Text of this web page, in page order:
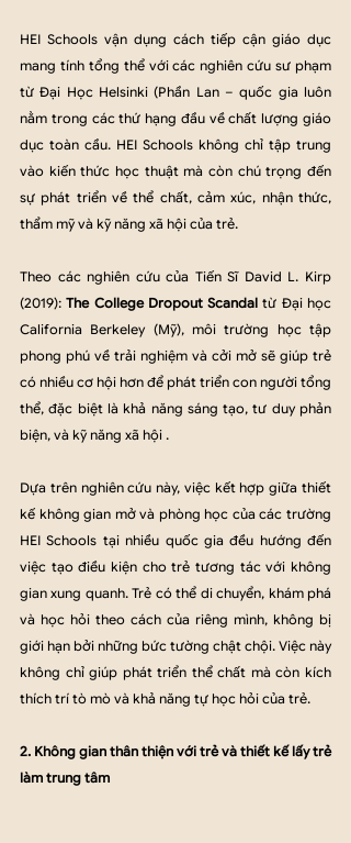
HEI Schools vận dụng cách tiếp cận giáo dục
mang tính tổng thể với các nghiên cứu sư phạm
từ Đại Học Helsinki (Phần Lan – quốc gia luôn
nằm trong các thứ hạng đầu về chất lượng giáo
dục toàn cầu. HEI Schools không chỉ tập trung
vào kiến thức học thuật mà còn chú trọng đến
sự phát triển về thể chất, cảm xúc, nhận thức,
thẩm mỹ và kỹ năng xã hội của trẻ.
Theo các nghiên cứu của Tiến Sĩ David L. Kirp
(2019): The College Dropout Scandal từ Đại học
California Berkeley (Mỹ), môi trường học tập
phong phú về trải nghiệm và cởi mở sẽ giúp trẻ
có nhiều cơ hội hơn để phát triển con người tổng
thể, đặc biệt là khả năng sáng tạo, tư duy phản
biện, và kỹ năng xã hội .
Dựa trên nghiên cứu này, việc kết hợp giữa thiết
kế không gian mở và phòng học của các trường
HEI Schools tại nhiều quốc gia đều hướng đến
việc tạo điều kiện cho trẻ tương tác với không
gian xung quanh. Trẻ có thể di chuyển, khám phá
và học hỏi theo cách của riêng mình, không bị
giới hạn bởi những bức tường chật chội. Việc này
không chỉ giúp phát triển thể chất mà còn kích
thích trí tò mò và khả năng tự học hỏi của trẻ.
2. Không gian thân thiện với trẻ và thiết kế lấy trẻ
làm trung tâm